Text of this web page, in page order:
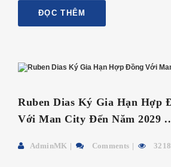
ĐỌC THÊM
Ruben Dias Ký Gia Hạn Hợp
Với Man City Đến Năm 2029
AdminMK Comments 3218